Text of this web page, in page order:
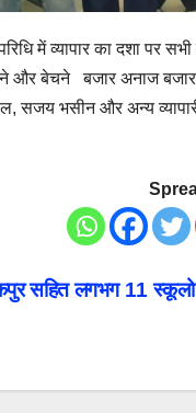
में व्यापार का दशा पर
और बेचने बजार अनाज बजार
सजय भसीन और अन्य
सहित लगभग 11 स्कूलो